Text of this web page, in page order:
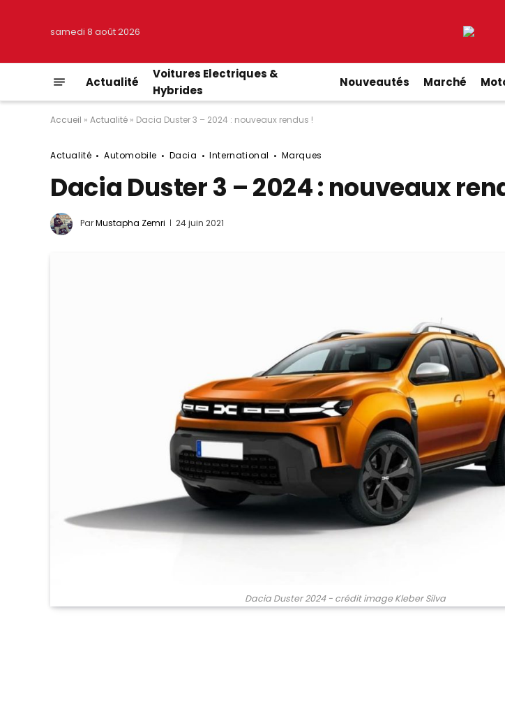
samedi 8 août 2026
Actualité
Voitures Electriques &
Hybrides
Nouveautés Marché
Accueil » Actualité » Dacia Duster 3 – 2024 : nouveaux rendus !
Actualité Automobile Dacia International Marques
Dacia Duster 3 – 2024 : nouveaux
ParMustapha Zemri 24 juin 2021
Dacia Duster 2024 - crédit image Kleber Silva